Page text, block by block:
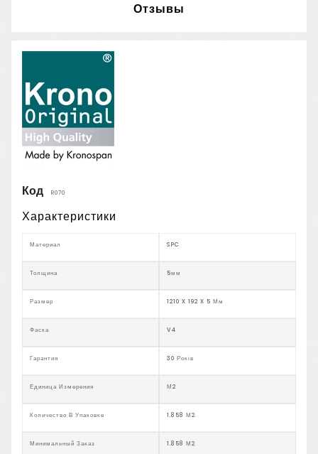
Отзывы
Код R070
Характеристики
Материал SPC
Толщина 5мм
Размер 1210 X 192 X 5 Мм
Фаска V4
Гарантия 30 Років
Единица Измерения М2
Количество В Упаковке 1.858 М2
Минимальный Заказ 1.858 М2